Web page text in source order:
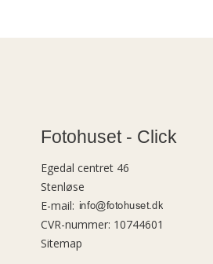
Fotohuset - Click
Egedal centret 46
Stenløse
E-mail:
CVR-nummer: 10744601
Sitemap